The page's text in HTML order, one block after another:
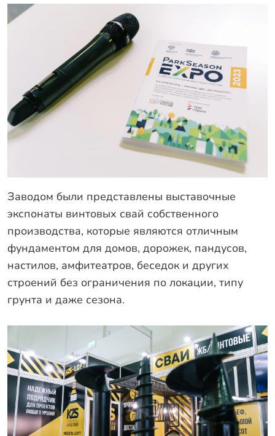
Доставка
Отзывы
Гарантии
Программа лояльности
Вакансии
Заказать звонок
Заводом были представлены выставочные
экспонаты винтовых свай собственного
производства, которые являются отличным
фундаментом для домов, дорожек, пандусов,
настилов, амфитеатров, беседок и других
строений без ограничения по локации, типу
грунта и даже сезона.